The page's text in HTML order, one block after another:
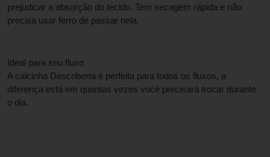
prejudicar a absorção do tecido. Tem secagem rápida e não
precisa usar ferro de passar nela.
Ideal para seu fluxo
A calcinha Descoberta é perfeita para todos os fluxos, a
diferença está em quantas vezes você precisará trocar durante
o dia.